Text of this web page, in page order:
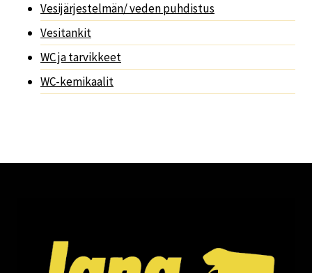
Vesijärjestelmän/ veden puhdistus
Vesitankit
WC ja tarvikkeet
WC-kemikaalit